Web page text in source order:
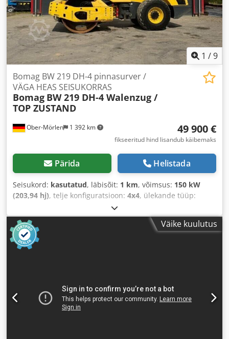
1 /9
Ober-Mörlen 1 392 km
Bomag BW 219 DH-4 pinnasurver /
VÄGA HEAS SEISUKORRAS
Bomag BW 219 DH-4 Walenzug /
TOP ZUSTAND
49 900 €
fikseeritud hind lisandub käibemaks
Pärida Helistada
Seisukord: kasutatud, läbisõit: 1 km, võimsus: 150 kW
(203,94 hj), telje konfiguratsioon: 4x4, ülekande tüüp:
2013
Väike kuulutus